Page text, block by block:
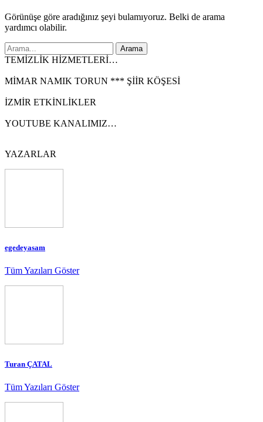
Görünüşe göre aradığınız şeyi bulamıyoruz. Belki de arama
yardımcı olabilir.
TEMİZLİK HİZMETLERİ…
MİMAR NAMIK TORUN *** ŞİİR KÖŞESİ
İZMİR ETKİNLİKLER
YOUTUBE KANALIMIZ…
YAZARLAR
egedeyasam
Tüm Yazıları Göster
Turan ÇATAL
Tüm Yazıları Göster